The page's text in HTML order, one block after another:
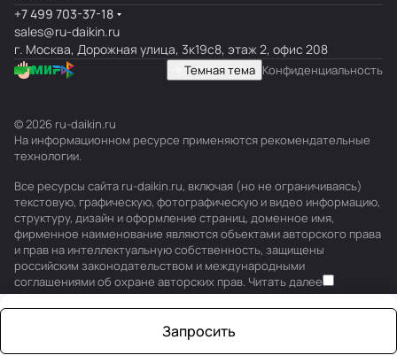
Запросить
+7 499 703-37-18
sales@ru-daikin.ru
г. Москва, Дорожная улица, 3к19с8, этаж 2, офис 208
Темная тема Конфиденциальность
© 2026 ru-daikin.ru
На информационном ресурсе применяются рекомендательные
технологии.
Все ресурсы сайта ru-daikin.ru, включая (но не ограничиваясь)
текстовую, графическую, фотографическую и видео информацию,
структуру, дизайн и оформление страниц, доменное имя,
фирменное наименование являются объектами авторского права
и прав на интеллектуальную собственность, защищены
российским законодательством и международными
соглашениями об охране авторских прав. Читать далее